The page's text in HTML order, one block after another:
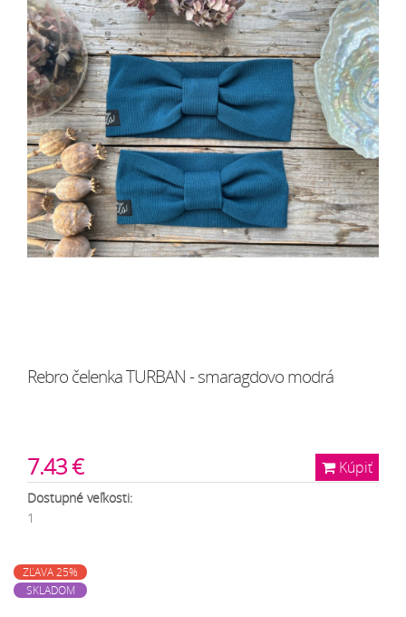
Rebro čelenka TURBAN - smaragdovo modrá
Kúpiť
7.43 €
Dostupné veľkosti:
1
ZĽAVA 25%
SKLADOM